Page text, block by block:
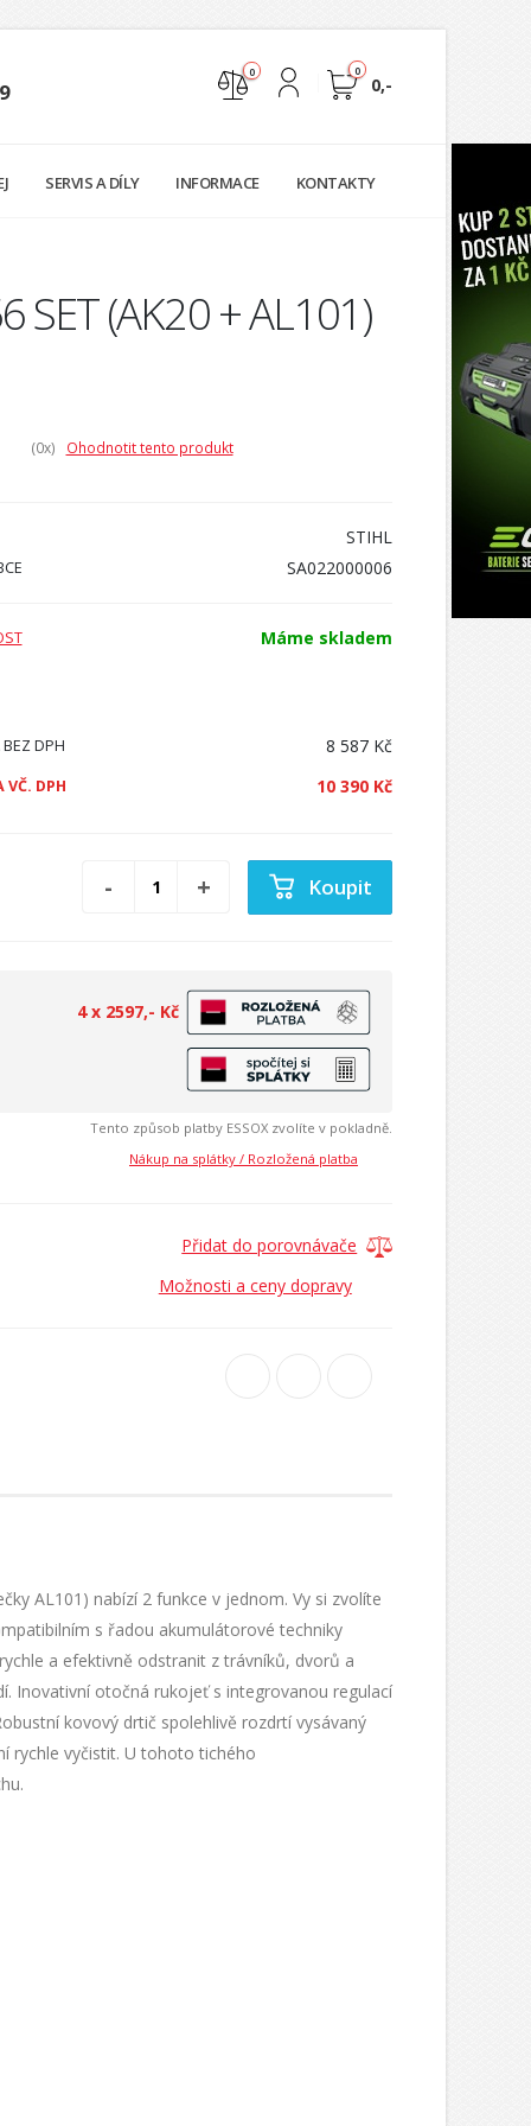
0
0,-
0
SERVIS A DÍLY INFORMACE KONTAKTY
SET (AK20 + AL101)
(0x) Ohodnotit tento produkt
STIHL
SA022000006
Máme skladem
BEZ DPH 8 587 Kč
VČ. DPH 10 390 Kč
Koupit
4 x 2597,- Kč
Tento způsob platby ESSOX zvolíte v pokladně.
Nákup na splátky / Rozložená platba
Přidat do porovnávače
Možnosti a ceny dopravy
AL101) nabízí 2 funkce v jednom. Vy si zvolíte
s řadou akumulátorové techniky
a efektivně odstranit z trávníků, dvorů a
Inovativní otočná rukojeť s integrovanou regulací
kovový drtič spolehlivě rozdrtí vysávaný
rychle vyčistit. U tohoto tichého